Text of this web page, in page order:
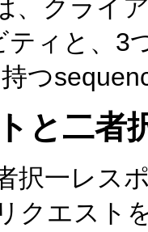
、クライ
ティと、3
つ
と二者
択一レス
クエスト